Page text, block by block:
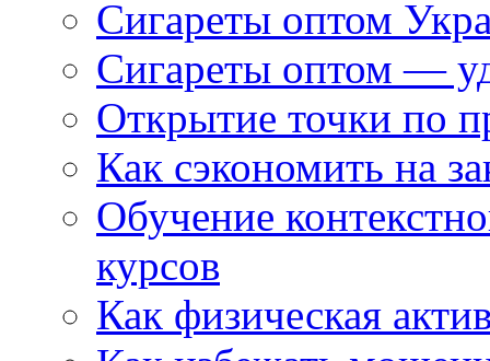
Сигареты оптом
Сигареты оптом —
Открытие точки по
Как сэкономить на
Обучение
курсов
Как физическая